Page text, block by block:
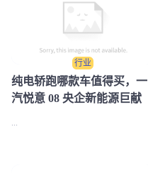
行业
纯电轿跑哪款车值得买，一
汽悦意 08 央企新能源巨献